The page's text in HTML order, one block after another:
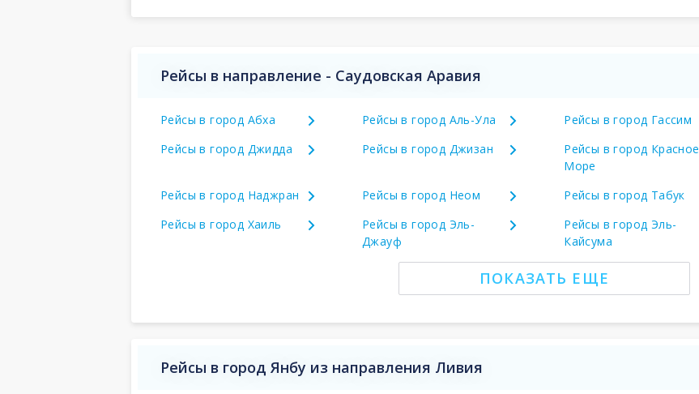
Рейсы в направление - Саудовская Аравия
Рейсы в город Абха Рейсы в город Аль-Ула Рейсы в город Гассим
Рейсы в город Джидда
Рейсы в город Джизан
Рейсы в город Красное
Море
Рейсы в город Наджран Рейсы в город Неом Рейсы в город Табук
Рейсы в город Хаиль
Рейсы в город Эль-
Джауф
Рейсы в город Эль-
Кайсума
ПОКАЗАТЬ ЕЩЕ
Рейсы в город Янбу из направления Ливия